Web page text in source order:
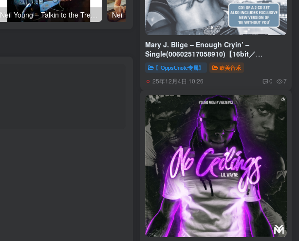
Neil Young – Talkin to the Trees(093624835004)【24bit／192.0kHz】土耳其区
Mary J. Blige – Enough Cryin’ –
Single(00602517058910)【16bit／
44.1kHz】土耳其区
〖OppsUnote专属〗 欧美音乐
25年12月4日 10:26 0 7